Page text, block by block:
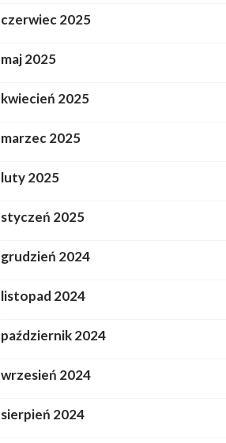
czerwiec 2025
maj 2025
kwiecień 2025
marzec 2025
luty 2025
styczeń 2025
grudzień 2024
listopad 2024
październik 2024
wrzesień 2024
sierpień 2024